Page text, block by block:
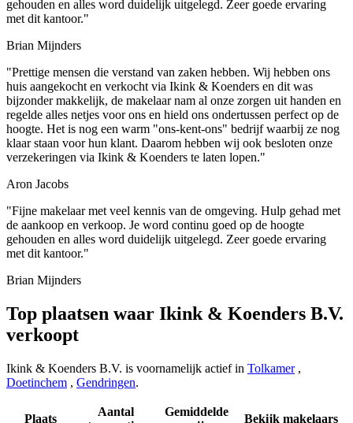
gehouden en alles word duidelijk uitgelegd. Zeer goede ervaring
met dit kantoor."
Brian Mijnders
"Prettige mensen die verstand van zaken hebben. Wij hebben ons
huis aangekocht en verkocht via Ikink & Koenders en dit was
bijzonder makkelijk, de makelaar nam al onze zorgen uit handen en
regelde alles netjes voor ons en hield ons ondertussen perfect op de
hoogte. Het is nog een warm "ons-kent-ons" bedrijf waarbij ze nog
klaar staan voor hun klant. Daarom hebben wij ook besloten onze
verzekeringen via Ikink & Koenders te laten lopen."
Aron Jacobs
"Fijne makelaar met veel kennis van de omgeving. Hulp gehad met
de aankoop en verkoop. Je word continu goed op de hoogte
gehouden en alles word duidelijk uitgelegd. Zeer goede ervaring
met dit kantoor."
Brian Mijnders
Top plaatsen waar Ikink & Koenders B.V.
verkoopt
Ikink & Koenders B.V. is voornamelijk actief in Tolkamer,
Doetinchem , Gendringen.
Plaats
Aantal
Gemiddelde
Bekijk makelaars